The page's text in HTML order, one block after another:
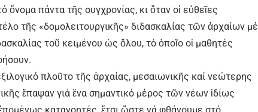
πάντα τῆς συγχρονίας, κι ὅταν οἱ εὐθεῖες
τῆς «δομολειτουργικῆς» διδασκαλίας τῶν ἀρχαίων μέ
τοῦ κειμένου ὡς ὅλου, τό ὁποῖο οἱ μαθητές
πλοῦτο τῆς ἀρχαίας, μεσαιωνικῆς καί νεώτερης
ἔπαψαν γιά ἕνα σημαντικό μέρος τῶν νέων ἰδίως